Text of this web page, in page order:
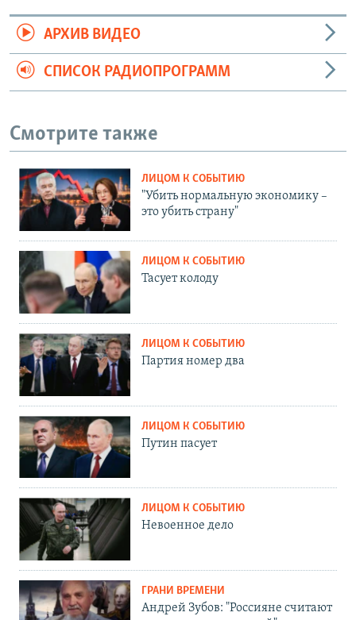
АРХИВ ВИДЕО
СПИСОК РАДИОПРОГРАММ
Смотрите также
ЛИЦОМ К СОБЫТИЮ
"Убить нормальную экономику –
это убить страну"
ЛИЦОМ К СОБЫТИЮ
Тасует колоду
ЛИЦОМ К СОБЫТИЮ
Партия номер два
ЛИЦОМ К СОБЫТИЮ
Путин пасует
ЛИЦОМ К СОБЫТИЮ
Невоенное дело
ГРАНИ ВРЕМЕНИ
Андрей Зубов: "Россияне считают